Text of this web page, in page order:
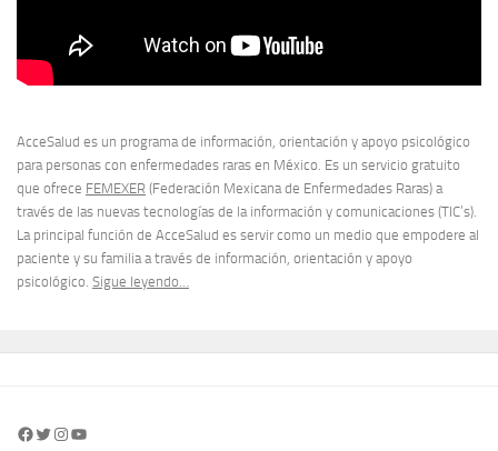
AcceSalud es un programa de información, orientación y apoyo psicológico
para personas con enfermedades raras en México. Es un servicio gratuito
que ofrece FEMEXER (Federación Mexicana de Enfermedades Raras) a
través de las nuevas tecnologías de la información y comunicaciones (TIC’s).
La principal función de AcceSalud es servir como un medio que empodere al
paciente y su familia a través de información, orientación y apoyo
psicológico. Sigue leyendo…
Facebook
Twitter
Instagram
YouTube